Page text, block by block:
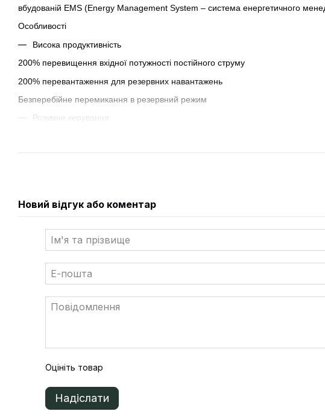
вбудованій EMS (Energy Management System – система енергетичного
Особливості
Висока продуктивність
200% перевищення вхідної потужності постійного струму
200% перевантаження для резервних навантажень
Безперебійне перемикання в резервний режим
Розумне керування
Підтримує паралельну функцію
100% незбалансований вихід
Сумісний з генератором
Безпечний та надійний
Захист від перенапруги (SPD) типу II для змінного та постійного струму
Безконтактний зв’язок одним кліком
Новий відгук або коментар
Оцініть товар
Надіслати